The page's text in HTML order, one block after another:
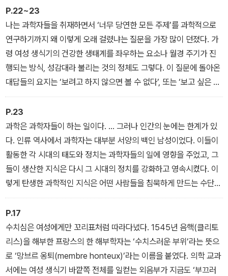
과학이 고도로 발전한 21세기에도 왜 여성의 몸만큼은 여전히 미지의
영역으로 남겨져 있는지 그 이유를 속 시원하게 파헤치고, 앞으로 새
롭게 밝혀질 것이 무궁무진하다는 희망을 전하는 《버자이너》는 ‘앤드
루 카네기 메달’, ‘PEN/에드워드 윌슨 과학저술상’ 최종후보작에 이
름을 올리고, 유력 매체와 기관에서 올해의 책을 석권하며 전 세계의
주목을 받았다.
P.22~23
나는 과학자들을 취재하면서 ‘너무 당연한 모든 주제’를 과학적으로
연구하기까지 왜 이렇게 오래 걸렸냐는 질문을 가장 많이 던졌다. 가
령 여성 생식기의 건강한 생태계를 좌우하는 요소나 월경 주기가 진
행되는 방식, 성감대라 불리는 것의 정체도 그렇다. 이 질문에 돌아온
대답들의 요지는 ‘보려고 하지 않으면 볼 수 없다’, 또는 ‘보고 싶은 것
만 보인다’였다. 그래서 이 책은 여러모로 기존과는 다른 시각으로 보
는 법을 이야기하려고 한다.
_〈프롤로그〉에서
P.23
과학은 과학자들이 하는 일이다. … 그러나 인간의 눈에는 한계가 있
다. 인류 역사에서 과학자는 대부분 서양의 백인 남성이었다. 이들이
활동한 각 시대의 태도와 정치는 과학자들의 일에 영향을 주었고, 그
들이 생산한 지식은 다시 그 시대의 정치를 강화하고 영속시켰다. 이
렇게 탄생한 과학적인 지식은 어떤 사람들을 침묵하게 만드는 수단이
되었고, 어떤 사람들에게는 특권을 부여했다. 가치 있는 몸과 가치 없
는 몸을 정하는 기준이 되기도 했다. … 그 시기의 남성들이 여성을 보
는 눈에는 생식 기능이라는 렌즈가 끼워진 경우가 많았다. 여성은 걸
어 다니는 자궁, 아이 낳는 기계, 성적으로 남성과는 다른 존재로 여겨
졌다.
_〈프롤로그〉에서
P.17
수치심은 여성에게만 꼬리표처럼 따라다녔다. 1545년 음핵(클리토
리스)을 해부한 프랑스의 한 해부학자는 ‘수치스러운 부위’라는 뜻으
로 ‘망브르 옹퇴(membre honteux)’라는 이름을 붙였다. 의학 교과
서에는 여성 생식기 바깥쪽 전체를 일컫는 외음부가 지금도 ‘부끄러